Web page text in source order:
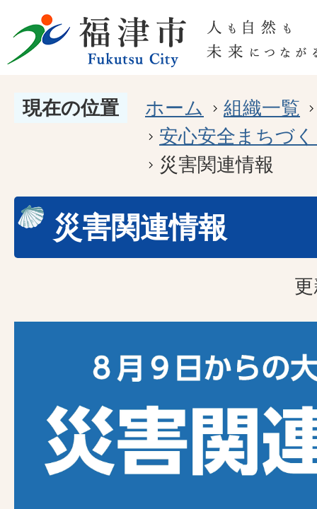
現在の位置 ホーム
組織一覧
安心安全まちづ
災害関連情報
災害関連情報